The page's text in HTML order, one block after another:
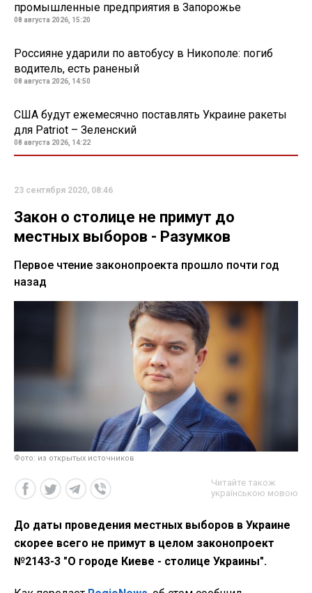
промышленные предприятия в Запорожье
08 августа 2026, 15:20
Россияне ударили по автобусу в Никополе: погиб
водитель, есть раненый
08 августа 2026, 14:50
США будут ежемесячно поставлять Украине ракеты
для Patriot – Зеленский
08 августа 2026, 14:22
23 сентября 2020, 08:46
Закон о столице не примут до
местных выборов - Разумков
Первое чтение законопроекта прошло почти год
назад
Фото: из открытых источников
Читайте також
українською мовою
До даты проведения местных выборов в Украине
скорее всего не примут в целом законопроект
№2143-3 "О городе Киеве - столице Украины".